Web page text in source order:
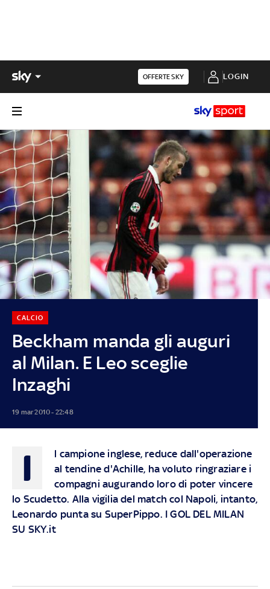
OFFERTE SKY LOGIN
Beckham manda gli auguri
al Milan. E Leo sceglie
Inzaghi
CALCIO
19 mar 2010 - 22:48
I
l campione inglese, reduce dall'operazione
al tendine d'Achille, ha voluto ringraziare i
compagni augurando loro di poter vincere
lo Scudetto. Alla vigilia del match col Napoli, intanto,
Leonardo punta su SuperPippo. I GOL DEL MILAN
SU SKY.it